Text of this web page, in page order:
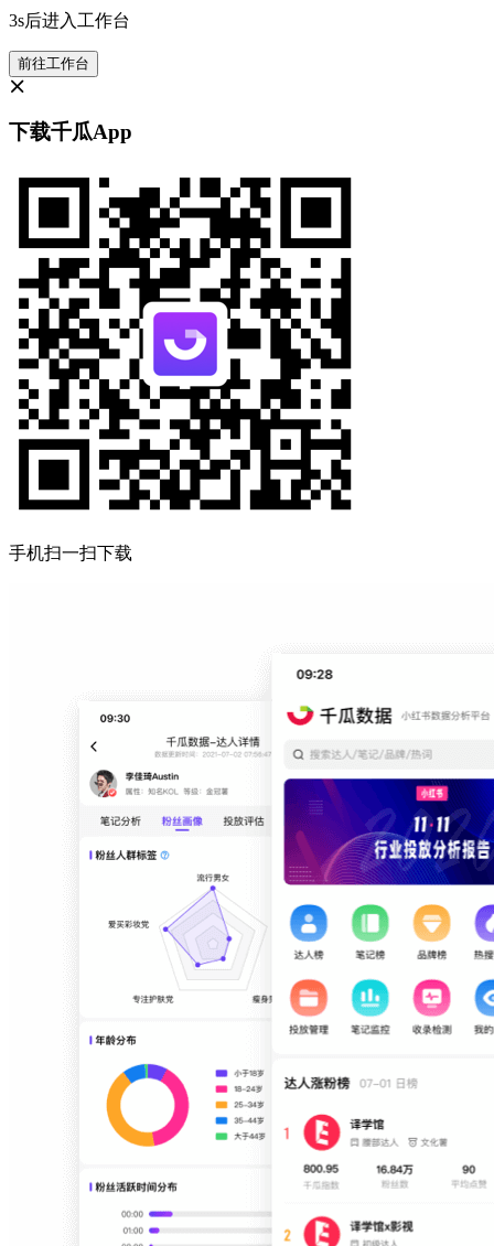
3s后进入工作台
前往工作台
下载千瓜App
手机扫一扫下载